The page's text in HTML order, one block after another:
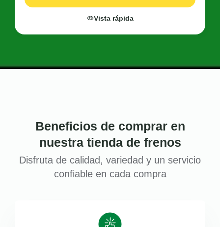
Vista rápida
Beneficios de comprar en
nuestra tienda de frenos
Disfruta de calidad, variedad y un servicio
confiable en cada compra